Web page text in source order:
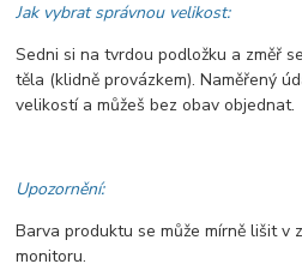
Jak vybrat správnou velikost:
Sedni si na tvrdou podložku a změř
těla (klidně provázkem). Naměřený
velikostí a můžeš bez obav objednat.
Upozornění:
Barva produktu se může mírně lišit v
monitoru.